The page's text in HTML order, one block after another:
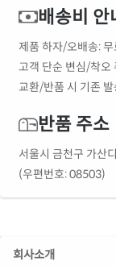
배송비 안
제품 하자/오배송: 무
고객 단순 변심/착오
교환/반품 시 기존
반품 주소
서울시 금천구 가산
(우편번호: 08503)
회사소개